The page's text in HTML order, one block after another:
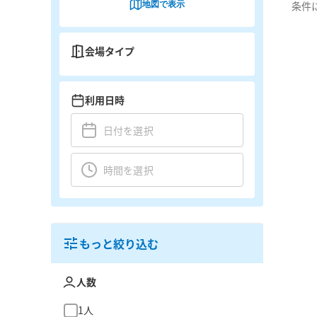
条件
地図で表示
会場タイプ
利用日時
もっと絞り込む
人数
1人